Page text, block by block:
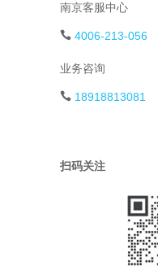
南京客服中心
4006-213-056
业务咨询
18918813081
扫码关注